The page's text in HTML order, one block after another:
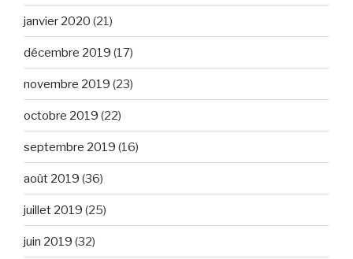
janvier 2020 (21)
décembre 2019 (17)
novembre 2019 (23)
octobre 2019 (22)
septembre 2019 (16)
août 2019 (36)
juillet 2019 (25)
juin 2019 (32)